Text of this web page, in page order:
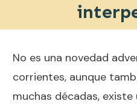
No es una novedad
corrientes, aunque
muchas décadas,